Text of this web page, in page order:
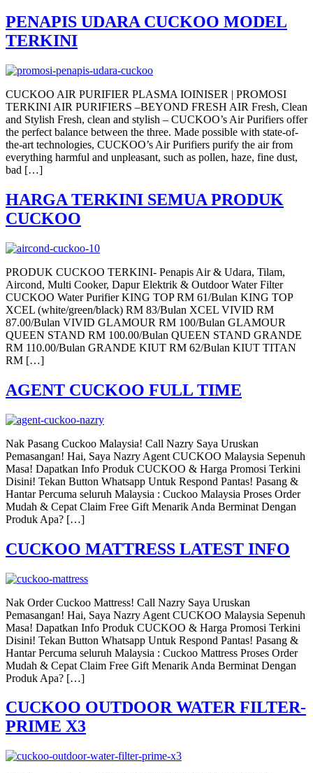
PENAPIS UDARA CUCKOO MODEL
TERKINI
CUCKOO AIR PURIFIER PLASMA IOINISER | PROMOSI
TERKINI AIR PURIFIERS –BEYOND FRESH AIR Fresh, Clean
and Stylish Fresh, clean and stylish – CUCKOO’s Air Purifiers offer
the perfect balance between the three. Made possible with state-of-
the-art technologies, CUCKOO’s Air Purifiers purify the air from
everything harmful and unpleasant, such as pollen, haze, fine dust,
bad […]
HARGA TERKINI SEMUA PRODUK
CUCKOO
PRODUK CUCKOO TERKINI- Penapis Air & Udara, Tilam,
Aircond, Multi Cooker, Dapur Elektrik & Outdoor Water Filter
CUCKOO Water Purifier KING TOP RM 61/Bulan KING TOP
XCEL (white/green/black) RM 83/Bulan XCEL VIVID RM
87.00/Bulan VIVID GLAMOUR RM 100/Bulan GLAMOUR
QUEEN STAND RM 100.00/Bulan QUEEN STAND GRANDE
RM 110.00/Bulan GRANDE KIUT RM 62/Bulan KIUT TITAN
RM […]
AGENT CUCKOO FULL TIME
Nak Pasang Cuckoo Malaysia! Call Nazry Saya Uruskan
Pemasangan! Hai, Saya Nazry Agent CUCKOO Malaysia Sepenuh
Masa! Dapatkan Info Produk CUCKOO & Harga Promosi Terkini
Disini! Tekan Button Whatsapp Untuk Respond Pantas! Pasang &
Hantar Percuma seluruh Malaysia : Cuckoo Malaysia Proses Order
Mudah & Cepat Claim Free Gift Menarik Anda Berminat Dengan
Produk Apa? […]
CUCKOO MATTRESS LATEST INFO
Nak Order Cuckoo Mattress! Call Nazry Saya Uruskan
Pemasangan! Hai, Saya Nazry Agent CUCKOO Malaysia Sepenuh
Masa! Dapatkan Info Produk CUCKOO & Harga Promosi Terkini
Disini! Tekan Button Whatsapp Untuk Respond Pantas! Pasang &
Hantar Percuma seluruh Malaysia : Cuckoo Mattress Proses Order
Mudah & Cepat Claim Free Gift Menarik Anda Berminat Dengan
Produk Apa? […]
CUCKOO OUTDOOR WATER FILTER-
PRIME X3